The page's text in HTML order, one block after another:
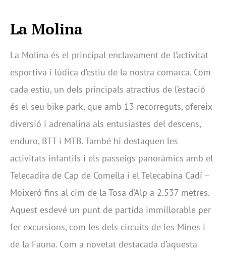
La Molina
La Molina és el principal enclavament de l’activitat
esportiva i lúdica d’estiu de la nostra comarca. Com
cada estiu, un dels principals atractius de l’estació
és el seu bike park, que amb 13 recorreguts, ofereix
diversió i adrenalina als entusiastes del descens,
enduro, BTT i MTB. També hi destaquen les
activitats infantils i els passeigs panoràmics amb el
Telecadira de Cap de Comella i el Telecabina Cadí –
Moixeró fins al cim de la Tosa d’Alp a 2.537 metres.
Aquest esdevé un punt de partida immillorable per
fer excursions, com les dels circuits de les Mines i
de la Fauna. Com a novetat destacada d’aquesta